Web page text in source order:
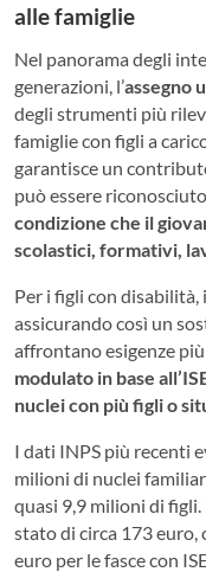
alle famiglie
Nel panorama degli
generazioni, l’assegno
degli strumenti più
famiglie con figli a
garantisce un
può essere riconosciuto
condizione che il
scolastici, formativi,
Per i figli con
assicurando così un
affrontano esigenze più
modulato in base
nuclei con più figli o
I dati INPS più recenti
milioni di nuclei
quasi 9,9 milioni di figli.
stato di circa 173 euro,
euro per le fasce con